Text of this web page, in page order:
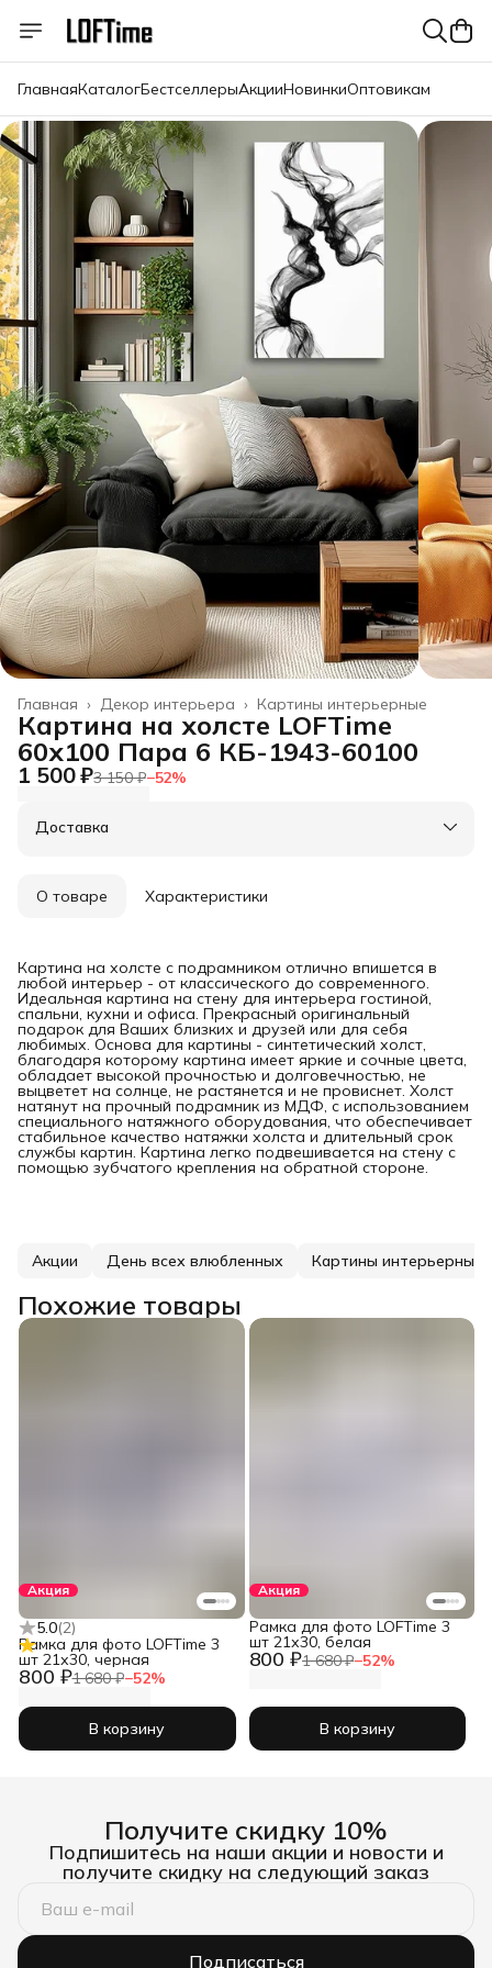
ГлавнаяКаталогБестселлерыАкцииНовинкиОптовикам
Картины интерьерные
Декор интерьера ›
Главная ›
Картина на холсте LOFTime
60х100 Пара 6 КБ-1943-60100
1 500 ₽3 150 ₽−52%
Доставка
О товаре Характеристики
Картина на холсте с подрамником отлично впишется в
любой интерьер - от классического до современного.
Идеальная картина на стену для интерьера гостиной,
спальни, кухни и офиса. Прекрасный оригинальный
подарок для Ваших близких и друзей или для себя
любимых. Основа для картины - синтетический холст,
благодаря которому картина имеет яркие и сочные цвета,
обладает высокой прочностью и долговечностью, не
выцветет на солнце, не растянется и не провиснет. Холст
натянут на прочный подрамник из МДФ, с использованием
специального натяжного оборудования, что обеспечивает
стабильное качество натяжки холста и длительный срок
службы картин. Картина легко подвешивается на стену с
помощью зубчатого крепления на обратной стороне.
Акции День всех влюбленных Картины интерьерные
Похожие товары
Акция
5.0(2)
800 ₽1 680 ₽−52%
Рамка для фото LOFTime 3
шт 21х30, черная
В корзину
Акция
800 ₽1 680 ₽−52%
Рамка для фото LOFTime 3
шт 21х30, белая
В корзину
Получите скидку 10%
Подпишитесь на наши акции и новости и
получите скидку на следующий заказ
Подписаться